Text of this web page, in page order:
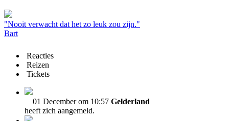
"Nooit verwacht dat het zo leuk zou zijn."
Bart
Reacties
Reizen
Tickets
01 December om 10:57 Gelderland
heeft zich aangemeld.